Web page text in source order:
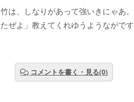
竹は、しなりがあって強いきにゃあ
たぜよ」教えてくれゆうようながです
コメントを書く・見る(0)